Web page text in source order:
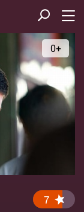
0+
7